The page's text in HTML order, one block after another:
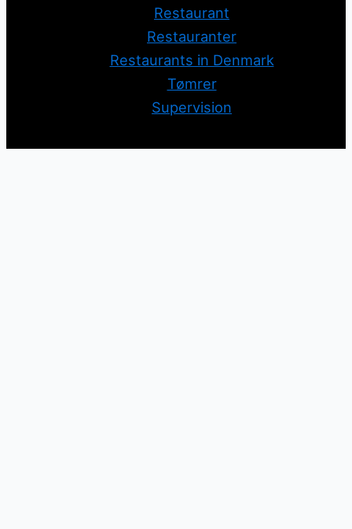
Restaurant
Restauranter
Restaurants in Denmark
Tømrer
Supervision